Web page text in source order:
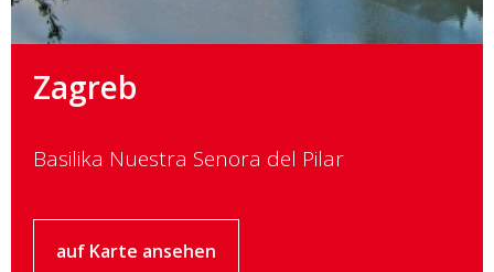
Zagreb
Basilika Nuestra Senora del Pilar
auf Karte ansehen